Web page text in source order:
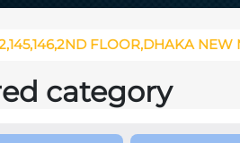
NEW MARKET CITY
category